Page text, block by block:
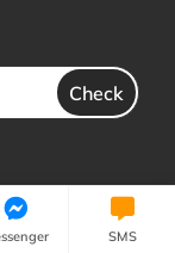
Check
SMS